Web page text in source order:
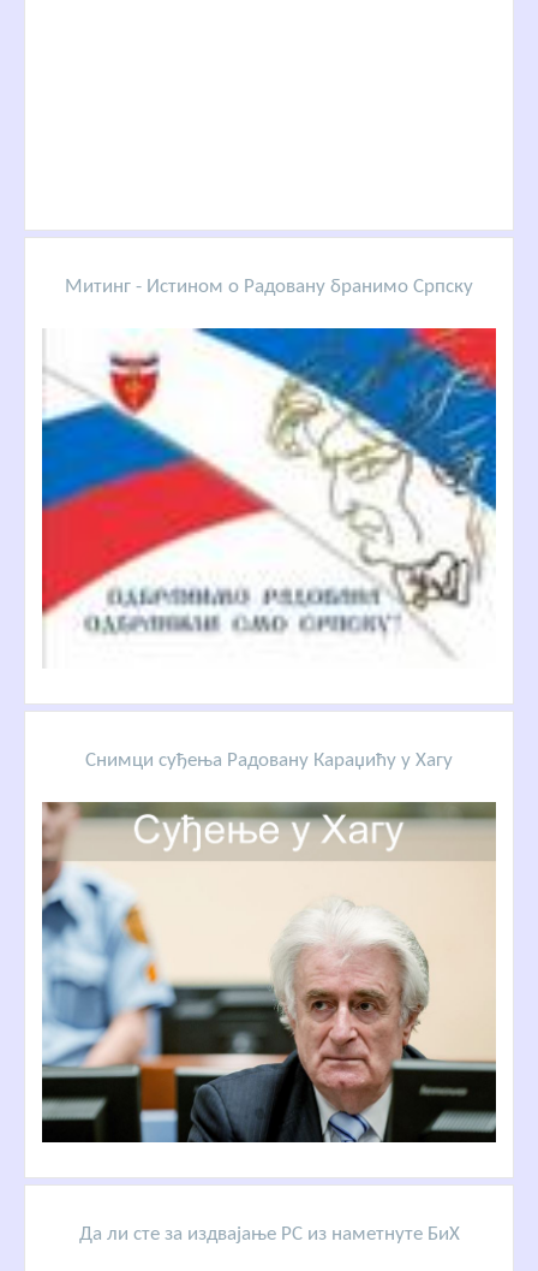
Митинг - Истином о Радовану бранимо Српску
Снимци суђења Радовану Караџићу у Хагу
Да ли сте за издвајање РС из наметнуте БиХ